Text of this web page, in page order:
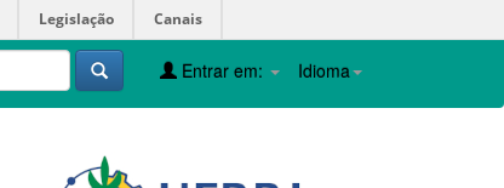
Legislação Canais
Idioma
Entrar em: